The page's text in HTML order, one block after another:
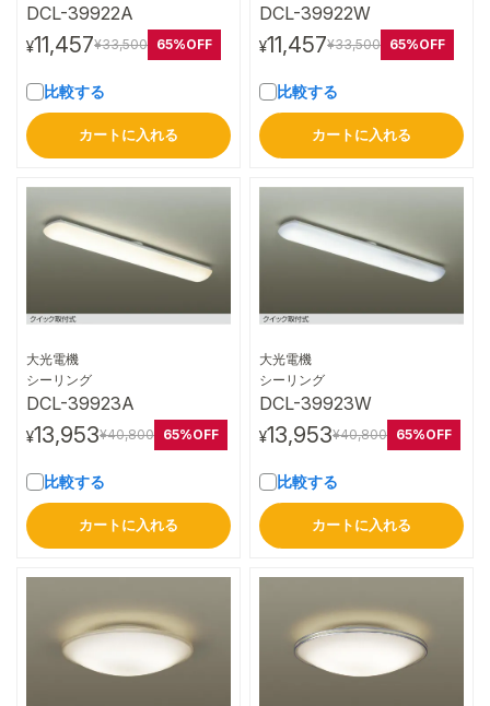
DCL-39922A
¥11,457¥33,500 65%OFF
比較する
カートに入れる
DCL-39922W
¥11,457¥33,500 65%OFF
比較する
カートに入れる
大光電機
シーリング
DCL-39923A
¥13,953¥40,800 65%OFF
比較する
カートに入れる
大光電機
シーリング
DCL-39923W
¥13,953¥40,800 65%OFF
比較する
カートに入れる